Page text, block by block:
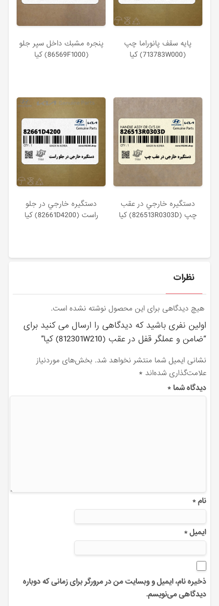
پايه سقف پانوراما چپ
(713783W000) کیا
پنجره مشبك داخل سپر جلو
(86569F1000) کیا
دستگيره خارجي در عقب
چپ (826513R0303D) کیا
دستگيره خارجي در جلو
راست (82661D4200) کیا
نظرات
هیچ دیدگاهی برای این محصول نوشته نشده است.
اولین نفری باشید که دیدگاهی را ارسال می کنید برای
“ضامن و عملگر قفل در عقب (812301W210) کیا”
نشانی ایمیل شما منتشر نخواهد شد. بخش‌های موردنیاز
علامت‌گذاری شده‌اند *
دیدگاه شما*
نام*
ایمیل*
ذخیره نام، ایمیل و وبسایت من در مرورگر برای زمانی که دوباره
دیدگاهی می‌نویسم.